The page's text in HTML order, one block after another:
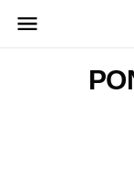
para